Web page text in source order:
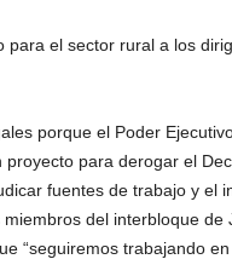
el sector rural a los
porque el Poder
para derogar el
fuentes de trabajo y el
del interbloque de
“seguiremos trabajando